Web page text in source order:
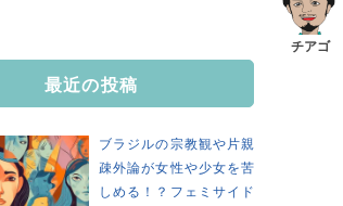
最近の投稿
ブラジルの宗教観や片親
疎外論が女性や少女を苦
しめる！？フェミサイド